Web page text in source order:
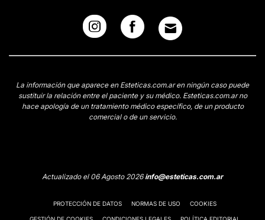
La información que aparece en Esteticas.com.ar en ningún caso puede
sustituir la relación entre el paciente y su médico. Esteticas.com.ar no
hace apología de un tratamiento médico específico, de un producto
comercial o de un servicio.
Actualizado el 06 Agosto 2026info@esteticas.com.ar
PROTECCIÓN DE DATOS NORMAS DE USO COOKIES